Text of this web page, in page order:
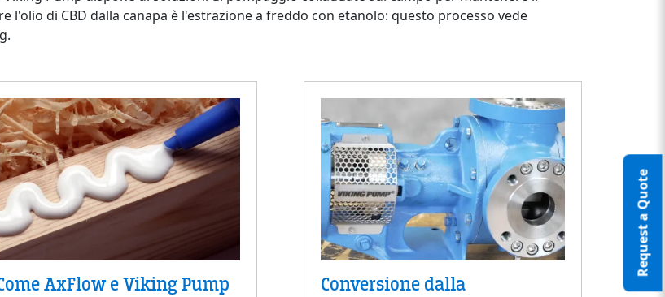
Request a Quote
di CBD dalla canapa è l'estrazione a freddo con etanolo: questo processo vede
AxFlow e Viking Pump
Conversione dalla